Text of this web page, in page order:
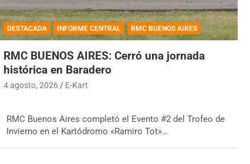
DESTACADA INFORME CENTRAL RMC BUENOS AIRES
RMC BUENOS AIRES: Cerró una jornada
histórica en Baradero
4 agosto, 2026 E-Kart
RMC Buenos Aires completó el Evento #2 del Trofeo de
Invierno en el Kartódromo «Ramiro Tot»…